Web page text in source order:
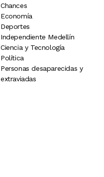
Chances
Economía
Deportes
Independiente Medellín
Ciencia y Tecnología
Política
Personas desaparecidas y
extraviadas